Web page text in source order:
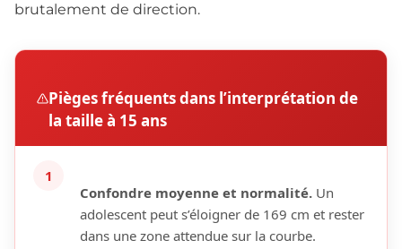
brutalement de direction.
Pièges fréquents dans l’interprétation de
la taille à 15 ans
1
Confondre moyenne et normalité. Un
adolescent peut s’éloigner de 169 cm et rester
dans une zone attendue sur la courbe.